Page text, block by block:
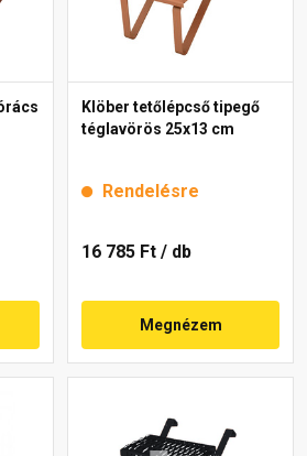
Klöber tetőlépcső tipegő
téglavörös 25x13 cm
Rendelésre
16 785 Ft / db
Megnézem